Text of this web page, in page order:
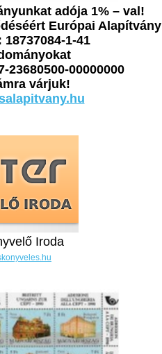
adója 1% – val!
Európai Alapítvány
1-41
23680500-00000000
várjuk!
Iroda